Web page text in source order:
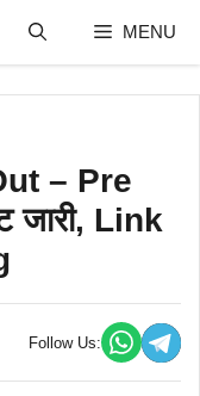
MENU
– Pre
जारी, Link
Follow Us: